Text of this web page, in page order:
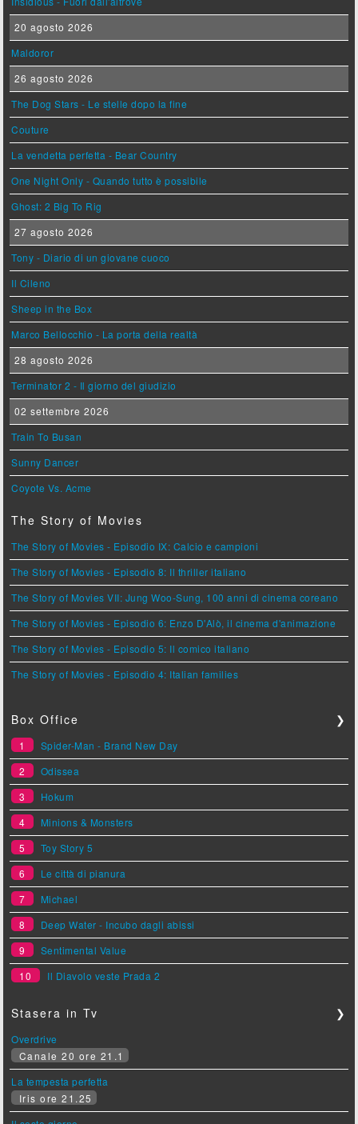
20 agosto 2026
Maldoror
26 agosto 2026
The Dog Stars - Le stelle dopo la fine
Couture
La vendetta perfetta - Bear Country
One Night Only - Quando tutto è possibile
Ghost: 2 Big To Rig
27 agosto 2026
Tony - Diario di un giovane cuoco
Il Cileno
Sheep in the Box
Marco Bellocchio - La porta della realtà
28 agosto 2026
Terminator 2 - Il giorno del giudizio
02 settembre 2026
Train To Busan
Sunny Dancer
Coyote Vs. Acme
The Story of Movies
The Story of Movies - Episodio IX: Calcio e campioni
The Story of Movies - Episodio 8: Il thriller italiano
The Story of Movies VII: Jung Woo-Sung, 100 anni di cinema coreano
The Story of Movies - Episodio 6: Enzo D'Alò, il cinema d'animazione
The Story of Movies - Episodio 5: Il comico italiano
The Story of Movies - Episodio 4: Italian families
Box Office ❯
1
Spider-Man - Brand New Day
2
Odissea
3
Hokum
4
Minions & Monsters
5
Toy Story 5
6
Le città di pianura
7
Michael
8
Deep Water - Incubo dagli abissi
9
Sentimental Value
10
Il Diavolo veste Prada 2
Stasera in Tv ❯
Overdrive
Canale 20 ore 21.1
La tempesta perfetta
Iris ore 21.25